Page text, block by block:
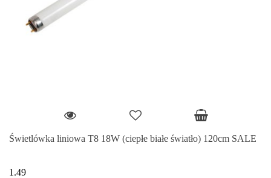
Świetlówka liniowa T8 18W (ciepłe białe światło) 120cm SALE
1.49